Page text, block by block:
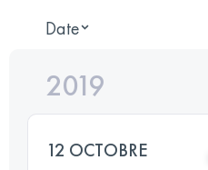
Date
2019
12 OCTOBRE